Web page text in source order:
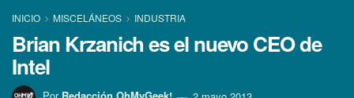
INICIO MISCELÁNEOS INDUSTRIA
Brian Krzanich es el nuevo CEO de
Intel